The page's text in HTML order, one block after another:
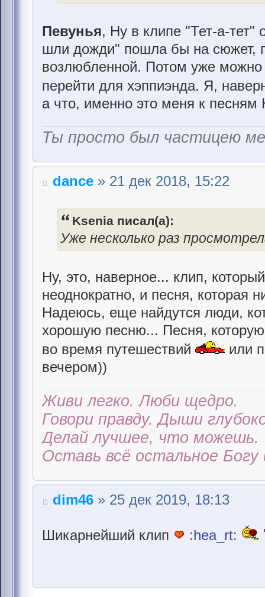
Певунья, Ну в клипе "Тет-а-
шли дожди" пошла бы на сюжет,
возлюбленной. Потом уже
перейти для хэппиэнда. Я,
а что, именно это меня к песням
Ты просто был частицею
dance » 21 дек 2018, 15:22
Ksenia писал(а):
Уже несколько раз
Ну, это, наверное... клип,
неоднократно, и песня, которая
Надеюсь, еще найдутся люди,
хорошую песню... Песня,
во время путешествий
или
вечером))
Живи легко. Люби щедро.
Говори правду. Дыши
Делай лучшее, что можешь.
Оставь всё остальное Богу
dim46 » 25 дек 2019, 18:13
Шикарнейший клип :hea_rt: